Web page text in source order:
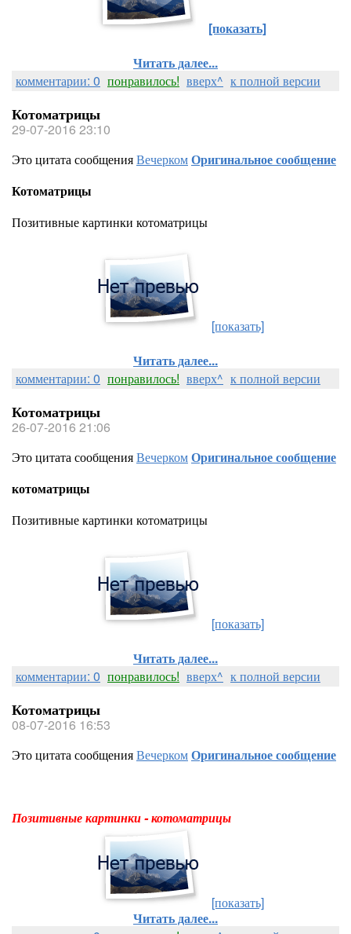
[показать]
Читать далее...
комментарии: 0 понравилось! вверх^ к полной версии
Котоматрицы
29-07-2016 23:10
Это цитата сообщенияВечеркомОригинальное сообщение
Котоматрицы
Позитивные картинки котоматрицы
[показать]
Читать далее...
комментарии: 0 понравилось! вверх^ к полной версии
Котоматрицы
26-07-2016 21:06
Это цитата сообщенияВечеркомОригинальное сообщение
котоматрицы
Позитивные картинки котоматрицы
[показать]
Читать далее...
комментарии: 0 понравилось! вверх^ к полной версии
Котоматрицы
08-07-2016 16:53
Это цитата сообщенияВечеркомОригинальное сообщение
Позитивные картинки - котоматрицы
[показать]
Читать далее...